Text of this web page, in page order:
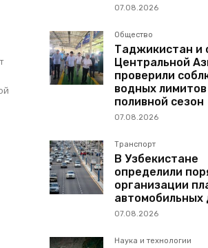
07.08.2026
Общество
Таджикистан и
Центральной
проверили
водных
поливной сезон
07.08.2026
Транспорт
В Узбекистане
определили
организации
автомобильных
07.08.2026
Наука и технологии